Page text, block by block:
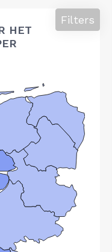
HET
Filters